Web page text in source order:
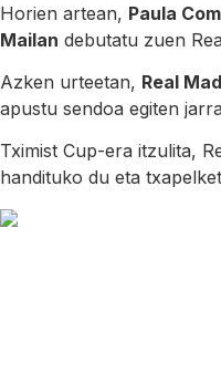
Horien artean, Paula
Mailan debutatu zuen
Azken urteetan, Real
apustu sendoa egiten
Tximist Cup-era itzulita,
handituko du eta